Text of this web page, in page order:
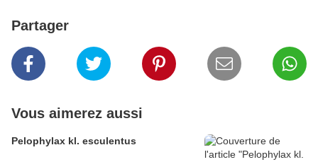
Partager
Vous aimerez aussi
Pelophylax kl. esculentus